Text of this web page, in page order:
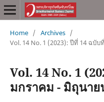
Home / Archives /
Vol. 14 No. 1 (2023): ปีที่ 14 ฉบั
Vol. 14 No. 1
มกราคม - มิถุนาย